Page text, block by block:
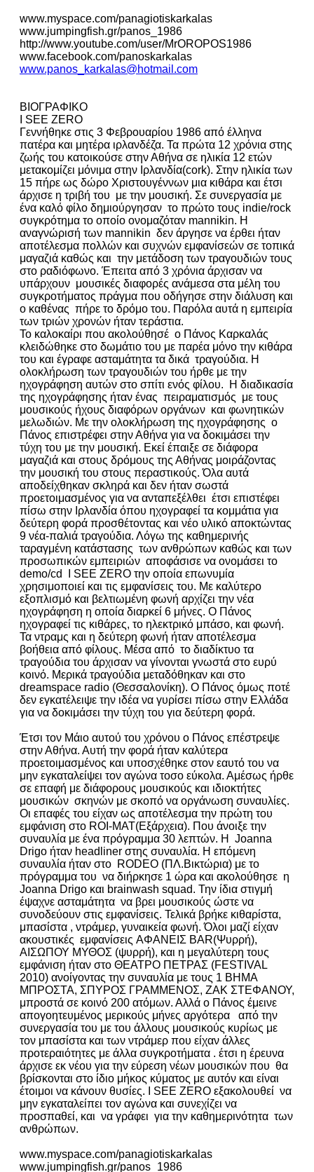
www.myspace.com/panagiotiskarkalas
www.jumpingfish.gr/panos_1986
http://www.youtube.com/user/MrOROPOS1986
www.facebook.com/panoskarkalas
www.panos_karkalas@hotmail.com
ΒΙΟΓΡΑΦΙΚΟ
I SEE ZERO
Γεννήθηκε στις 3 Φεβρουαρίου 1986 από έλληνα
πατέρα και μητέρα ιρλανδέζα. Τα πρώτα 12 χρόνια στης
ζωής του κατοικούσε στην Αθήνα σε ηλικία 12 ετών
μετακομίζει μόνιμα στην Ιρλανδία(cork). Στην ηλικία των
15 πήρε ως δώρο Χριστουγέννων μια κιθάρα και έτσι
άρχισε η τριβή του με την μουσική. Σε συνεργασία με
ένα καλό φίλο δημιούργησαν το πρώτο τους indie/rock
συγκρότημα το οποίο ονομαζόταν mannikin. Η
αναγνώρισή των mannikin δεν άργησε να έρθει ήταν
αποτέλεσμα πολλών και συχνών εμφανίσεών σε τοπικά
μαγαζιά καθώς και την μετάδοση των τραγουδιών τους
στο ραδιόφωνο. Έπειτα από 3 χρόνια άρχισαν να
υπάρχουν μουσικές διαφορές ανάμεσα στα μέλη του
συγκροτήματος πράγμα που οδήγησε στην διάλυση και
ο καθένας πήρε το δρόμο του. Παρόλα αυτά η εμπειρία
των τριών χρονών ήταν τεράστια.
Το καλοκαίρι που ακολούθησέ ο Πάνος Καρκαλάς
κλειδώθηκε στο δωμάτιο του με παρέα μόνο την κιθάρα
του και έγραφε ασταμάτητα τα δικά τραγούδια. Η
ολοκλήρωση των τραγουδιών του ήρθε με την
ηχογράφηση αυτών στο σπίτι ενός φίλου. Η διαδικασία
της ηχογράφησης ήταν ένας πειραματισμός με τους
μουσικούς ήχους διαφόρων οργάνων και φωνητικών
μελωδιών. Με την ολοκλήρωση της ηχογράφησης ο
Πάνος επιστρέφει στην Αθήνα για να δοκιμάσει την
τύχη του με την μουσική. Εκεί έπαιξε σε διάφορα
μαγαζιά και στους δρόμους της Αθήνας μοιράζοντας
την μουσική του στους περαστικούς. Όλα αυτά
αποδείχθηκαν σκληρά και δεν ήταν σωστά
προετοιμασμένος για να ανταπεξέλθει έτσι επιστέφει
πίσω στην Ιρλανδία όπου ηχογραφεί τα κομμάτια για
δεύτερη φορά προσθέτοντας και νέο υλικό αποκτώντας
9 νέα-παλιά τραγούδια. Λόγω της καθημερινής
ταραγμένη κατάστασης των ανθρώπων καθώς και των
προσωπικών εμπειριών αποφάσισε να ονομάσει το
demo/cd I SEE ZERO την οποία επωνυμία
χρησιμοποιεί και τις εμφανίσεις του. Με καλύτερο
εξοπλισμό και βελτιωμένη φωνή αρχίζει την νέα
ηχογράφηση η οποία διαρκεί 6 μήνες. Ο Πάνος
ηχογραφεί τις κιθάρες, το ηλεκτρικό μπάσο, και φωνή.
Τα ντραμς και η δεύτερη φωνή ήταν αποτέλεσμα
βοήθεια από φίλους. Μέσα από το διαδίκτυο τα
τραγούδια του άρχισαν να γίνονται γνωστά στο ευρύ
κοινό. Μερικά τραγούδια μεταδόθηκαν και στο
dreamspace radio (Θεσσαλονίκη). Ο Πάνος όμως ποτέ
δεν εγκατέλειψε την ιδέα να γυρίσει πίσω στην Ελλάδα
για να δοκιμάσει την τύχη του για δεύτερη φορά.
Έτσι τον Μάιο αυτού του χρόνου ο Πάνος επέστρεψε
στην Αθήνα. Αυτή την φορά ήταν καλύτερα
προετοιμασμένος και υποσχέθηκε στον εαυτό του να
μην εγκαταλείψει τον αγώνα τοσο εύκολα. Αμέσως ήρθε
σε επαφή με διάφορους μουσικούς και ιδιοκτήτες
μουσικών σκηνών με σκοπό να οργάνωση συναυλίες.
Οι επαφές του είχαν ως αποτέλεσμα την πρώτη του
εμφάνιση στο ROI-MAT(Εξάρχεια). Που άνοιξε την
συναυλία με ένα πρόγραμμα 30 λεπτών. Η Joanna
Drigo ήταν headliner στης συναυλία. Η επόμενη
συναυλία ήταν στο RODEO (ΠΛ.Βικτώρια) με το
πρόγραμμα του να διήρκησε 1 ώρα και ακολούθησε η
Joanna Drigo και brainwash squad. Την ίδια στιγμή
έψαχνε ασταμάτητα να βρει μουσικούς ώστε να
συνοδεύουν στις εμφανίσεις. Τελικά βρήκε κιθαρίστα,
μπασίστα , ντράμερ, γυναικεία φωνή. Όλοι μαζί είχαν
ακουστικές εμφανίσεις AΦΑΝΕΙΣ BAR(Ψυρρή),
ΑΙΣΩΠΟΥ ΜΥΘΟΣ (ψυρρή), και η μεγαλύτερη τους
εμφάνιση ήταν στο ΘΕΑΤΡΟ ΠΕΤΡΑΣ (FESTIVAL
2010) ανοίγοντας την συναυλία με τους 1 ΒΗΜΑ
ΜΠΡΟΣΤΑ, ΣΠΥΡΟΣ ΓΡΑΜΜΕΝΟΣ, ΖΑΚ ΣΤΕΦΑΝΟΥ,
μπροστά σε κοινό 200 ατόμων. Αλλά ο Πάνος έμεινε
απογοητευμένος μερικούς μήνες αργότερα από την
συνεργασία του με του άλλους μουσικούς κυρίως με
τον μπασίστα και των ντράμερ που είχαν άλλες
προτεραιότητες με άλλα συγκροτήματα . έτσι η έρευνα
άρχισε εκ νέου για την εύρεση νέων μουσικών που θα
βρίσκονται στο ίδιο μήκος κύματος με αυτόν και είναι
έτοιμοι να κάνουν θυσίες. Ι SEE ZERO εξακολουθεί να
μην εγκαταλείπει τον αγώνα και συνεχίζει να
προσπαθεί, και να γράφει για την καθημερινότητα των
ανθρώπων.
www.myspace.com/panagiotiskarkalas
www.jumpingfish.gr/panos_1986